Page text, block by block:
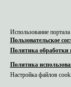
Использование портала
Пользовательское
Политика обработки
Политика
Настройка файлов